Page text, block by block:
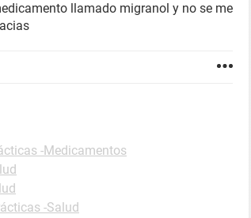
llamado migranol y no se me
-Medicamentos
-Salud